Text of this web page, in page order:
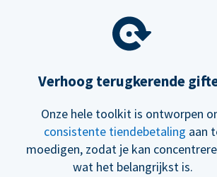
Verhoog terugkerende
Onze hele toolkit is ontworpen
consistente tiendebetaling aan
moedigen, zodat je kan
wat het belangrijkst is.